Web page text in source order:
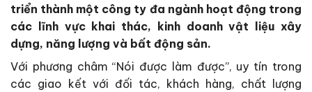
triển thành một công ty đa ngành hoạt động trong
các lĩnh vực khai thác, kinh doanh vật liệu xây
dựng, năng lượng và bất động sản.
Với phương châm “Nói được làm được”, uy tín trong
các giao kết với đối tác, khách hàng, chất lượng